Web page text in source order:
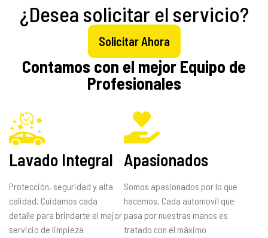
¿Desea solicitar el servicio?
Solicitar Ahora
Contamos con el mejor Equipo de
Profesionales
Lavado Integral
Protección, seguridad y alta
calidad. Cuidamos cada
detalle para brindarte el mejor
servicio de limpieza
Apasionados
Somos apasionados por lo que
hacemos. Cada automovil que
pasa por nuestras manos es
tratado con el máximo